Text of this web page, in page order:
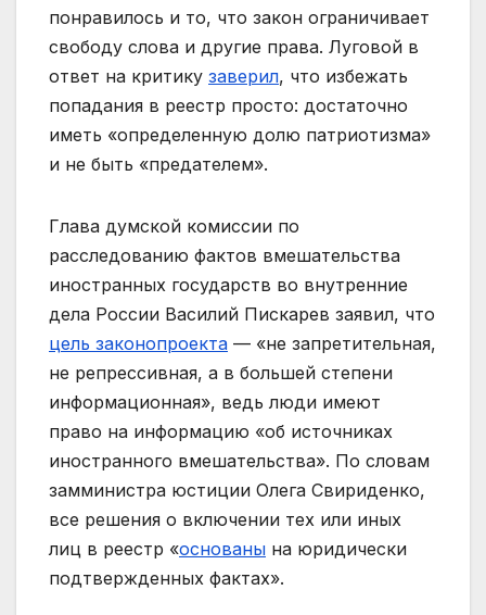
понравилось и то, что закон ограничивает
свободу слова и другие права. Луговой в
ответ на критику заверил, что избежать
попадания в реестр просто: достаточно
иметь «определенную долю патриотизма»
и не быть «предателем».
Глава думской комиссии по
расследованию фактов вмешательства
иностранных государств во внутренние
дела России Василий Пискарев заявил, что
цель законопроекта — «не запретительная,
не репрессивная, а в большей степени
информационная», ведь люди имеют
право на информацию «об источниках
иностранного вмешательства». По словам
замминистра юстиции Олега Свириденко,
все решения о включении тех или иных
лиц в реестр «основаны на юридически
подтвержденных фактах».